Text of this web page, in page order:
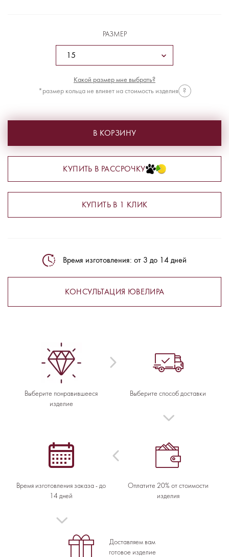
РАЗМЕР
Какой размер мне выбрать?
*размер кольца не влияет на стоимость изделия
?
В КОРЗИНУ
КУПИТЬ В РАССРОЧКУ
КУПИТЬ В 1 КЛИК
Время изготовления: от 3 до 14 дней
КОНСУЛЬТАЦИЯ ЮВЕЛИРА
Выберите понравившееся
изделие
Выберите способ доставки
Оплатите 20% от стоимости
изделия
Время изготовления заказа - до
14 дней
Доставляем вам
готовое изделие